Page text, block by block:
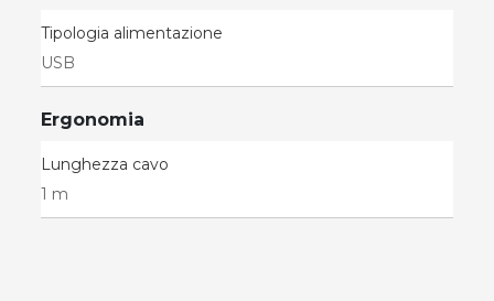
Tipologia alimentazione
USB
Ergonomia
Lunghezza cavo
1 m